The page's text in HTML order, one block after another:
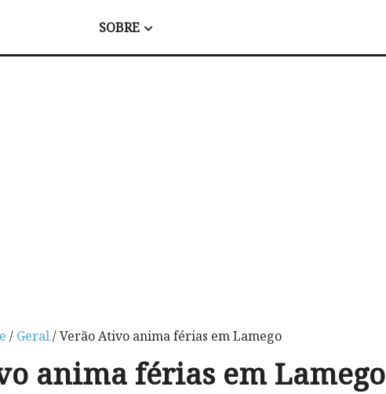
SOBRE
/ Geral/ Verão Ativo anima férias em Lamego
anima férias em Lamego